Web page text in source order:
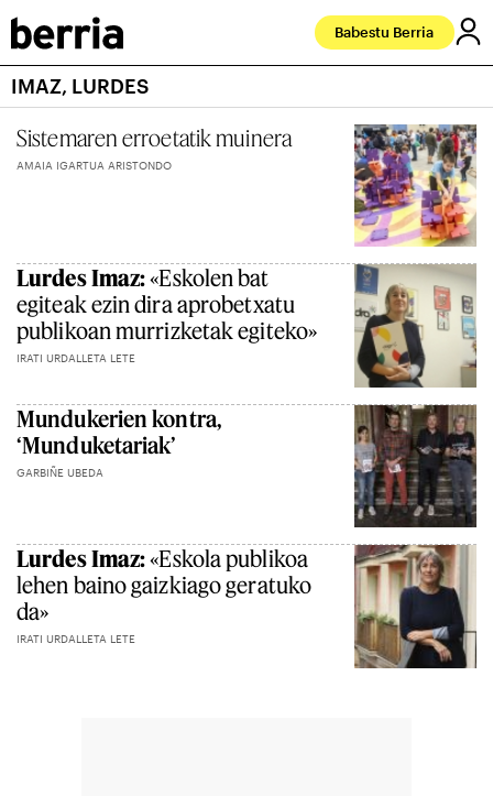
Babestu Berria
IMAZ, LURDES
Sistemaren erroetatik muinera
AMAIA IGARTUA ARISTONDO
Lurdes Imaz:«Eskolen bat
egiteak ezin dira aprobetxatu
publikoan murrizketak egiteko»
IRATI URDALLETA LETE
Mundukerien kontra,
‘Munduketariak’
GARBIÑE UBEDA
Lurdes Imaz:«Eskola publikoa
lehen baino gaizkiago geratuko
da»
IRATI URDALLETA LETE